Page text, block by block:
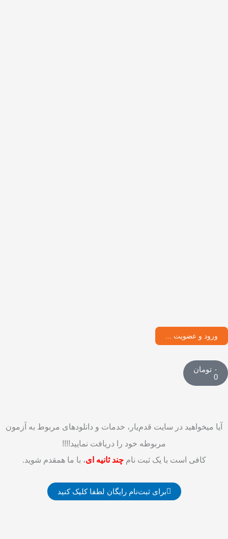
ورود و عضویت ...
۰ تومان
0
سبد
خرید
آيا میخواهید در سایت قدمیار، خدمات و دانلودهای مربوط به آزمون
مربوطه خود را دريافت نمایید!!!!
کافی است با يک ثبت نامچند ثانيه ای، با ما همقدم شويد.
برای ثبت‌نام رایگان لطفا کلیک کنید